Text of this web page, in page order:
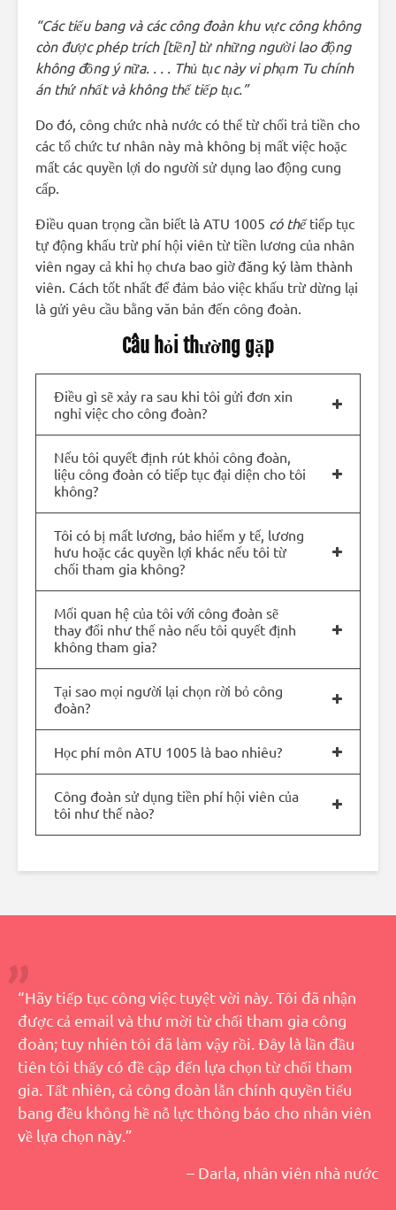
“Các tiểu bang và các công đoàn khu vực công không
còn được phép trích [tiền] từ những người lao động
không đồng ý nữa. . . . Thủ tục này vi phạm Tu chính
án thứ nhất và không thể tiếp tục.”
Do đó, công chức nhà nước có thể từ chối trả tiền cho
các tổ chức tư nhân này mà không bị mất việc hoặc
mất các quyền lợi do người sử dụng lao động cung
cấp.
Điều quan trọng cần biết là ATU 1005 có thểtiếp tục
tự động khấu trừ phí hội viên từ tiền lương của nhân
viên ngay cả khi họ chưa bao giờ đăng ký làm thành
viên. Cách tốt nhất để đảm bảo việc khấu trừ dừng lại
là gửi yêu cầu bằng văn bản đến công đoàn.
Câu hỏi thường gặp
Điều gì sẽ xảy ra sau khi tôi gửi đơn xin
nghỉ việc cho công đoàn?
Nếu tôi quyết định rút khỏi công đoàn,
liệu công đoàn có tiếp tục đại diện cho tôi
không?
Tôi có bị mất lương, bảo hiểm y tế, lương
hưu hoặc các quyền lợi khác nếu tôi từ
chối tham gia không?
Mối quan hệ của tôi với công đoàn sẽ
thay đổi như thế nào nếu tôi quyết định
không tham gia?
Tại sao mọi người lại chọn rời bỏ công
đoàn?
Học phí môn ATU 1005 là bao nhiêu?
Công đoàn sử dụng tiền phí hội viên của
tôi như thế nào?
“Hãy tiếp tục công việc tuyệt vời này. Tôi đã nhận
được cả email và thư mời từ chối tham gia công
đoàn; tuy nhiên tôi đã làm vậy rồi. Đây là lần đầu
tiên tôi thấy có đề cập đến lựa chọn từ chối tham
gia. Tất nhiên, cả công đoàn lẫn chính quyền tiểu
bang đều không hề nỗ lực thông báo cho nhân viên
về lựa chọn này.”
– Darla, nhân viên nhà nước